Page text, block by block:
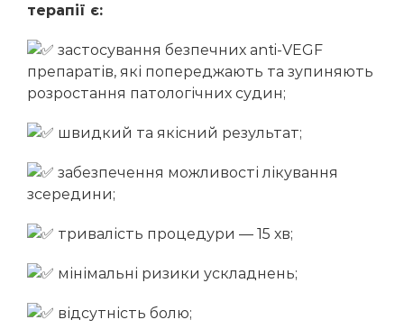
терапії є:
застосування безпечних anti-VEGF
препаратів, які попереджають та зупиняють
розростання патологічних судин;
швидкий та якісний результат;
забезпечення можливості лікування
зсередини;
тривалість процедури — 15 хв;
мінімальні ризики ускладнень;
відсутність болю;